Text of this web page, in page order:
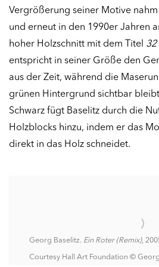
Vergrößerung seiner Motive
und erneut in den 1990er Jahren
hoher Holzschnitt mit dem Titel 32
entspricht in seiner Größe den
aus der Zeit, während die
grünen Hintergrund sichtbar
Schwarz fügt Baselitz durch die
Holzblocks hinzu, indem er das
direkt in das Holz schneidet.
Georg Baselitz. Ein Roter (Remix),
Courtesy Hall Art Foundation ©